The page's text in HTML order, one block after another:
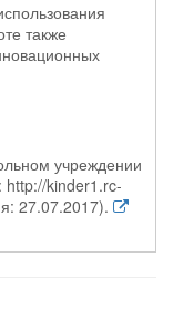
также
учреждении
http://kinder1.rc-
27.07.2017).